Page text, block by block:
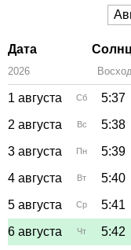
Дата
2026 Восход
1 августа Сб 5:37
2 августа
Вс 5:38
3 августа
Пн 5:39
4 августа
Вт 5:40
5 августа
Ср 5:41
6 августа
Чт 5:42